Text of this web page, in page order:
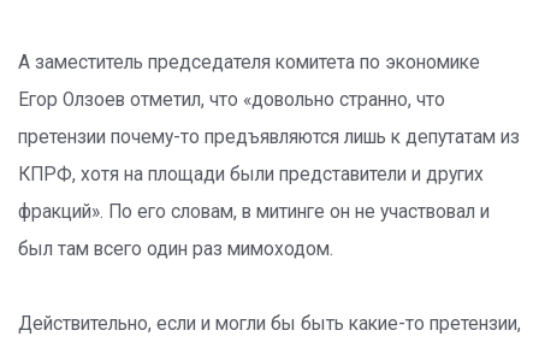
А заместитель председателя комитета по экономике
Егор Олзоев отметил, что «довольно странно, что
претензии почему-то предъявляются лишь к депутатам из
КПРФ, хотя на площади были представители и других
фракций». По его словам, в митинге он не участвовал и
был там всего один раз мимоходом.
Действительно, если и могли бы быть какие-то претензии,